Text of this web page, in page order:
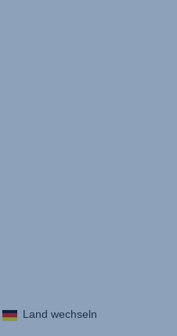
Land wechseln